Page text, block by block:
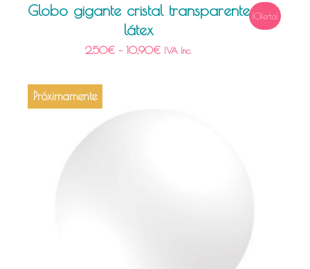
Globo gigante cristal transparente
látex
2,50€ –10,90€ IVA Inc.
¡Oferta!
Próximamente